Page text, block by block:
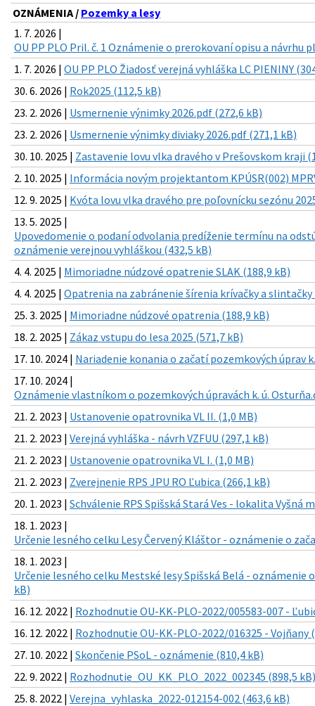
OZNÁMENIA / Pozemky a lesy
1. 7. 2026 |
OU PP PLO Pril. č. 1 Oznámenie o prerokovaní opisu a návrhu
1. 7. 2026 | OU PP PLO Žiadosť verejná vyhláška LC PIENINY
30. 6. 2026 | Rok2025 (112,5 kB)
23. 2. 2026 | Usmernenie výnimky 2026.pdf (272,6 kB)
23. 2. 2026 | Usmernenie výnimky diviaky 2026.pdf (271,1 kB)
30. 10. 2025 | Zastavenie lovu vlka dravého v Prešovskom kraji
2. 10. 2025 | Informácia novým projektantom KPÚSR(002)
12. 9. 2025 | Kvóta lovu vlka dravého pre poľovnícku sezónu
13. 5. 2025 |
Upovedomenie o podaní odvolania predíženie termínu na
oznámenie verejnou vyhláškou (432,5 kB)
4. 4. 2025 | Mimoriadne núdzové opatrenie SLAK (188,9 kB)
4. 4. 2025 | Opatrenia na zabránenie šírenia krívačky a slintačky
25. 3. 2025 | Mimoriadne núdzové opatrenia (188,9 kB)
18. 2. 2025 | Zákaz vstupu do lesa 2025 (571,7 kB)
17. 10. 2024 | Nariadenie konania o začatí pozemkových úprav
17. 10. 2024 |
Oznámenie vlastníkom o pozemkových úpravách k. ú.
21. 2. 2023 | Ustanovenie opatrovnika VL II. (1,0 MB)
21. 2. 2023 | Verejná vyhláška - návrh VZFUU (297,1 kB)
21. 2. 2023 | Ustanovenie opatrovnika VL I. (1,0 MB)
21. 2. 2023 | Zverejnenie RPS JPU RO Ľubica (266,1 kB)
20. 1. 2023 | Schválenie RPS Spišská Stará Ves - lokalita Vyšná
18. 1. 2023 |
Určenie lesného celku Lesy Červený Kláštor - oznámenie o
18. 1. 2023 |
Určenie lesného celku Mestské lesy Spišská Belá - oznámenie
kB)
16. 12. 2022 | Rozhodnutie OU-KK-PLO-2022/005583-007 -
16. 12. 2022 | Rozhodnutie OU-KK-PLO-2022/016325 - Vojňany
27. 10. 2022 | Skončenie PSoL - oznámenie (810,4 kB)
22. 9. 2022 | Rozhodnutie_OU_KK_PLO_2022_002345 (898,5 kB)
25. 8. 2022 | Verejna_vyhlaska_2022-012154-002 (463,6 kB)